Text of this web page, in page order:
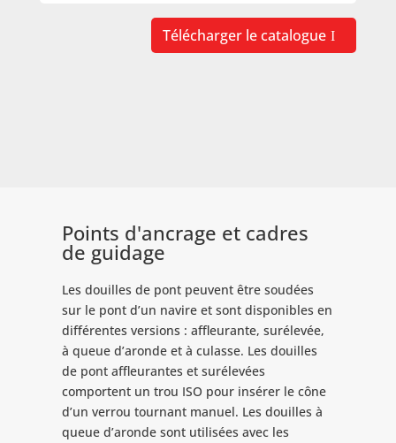
Télécharger le catalogue
Points d'ancrage et cadres
de guidage
Les douilles de pont peuvent être soudées
sur le pont d’un navire et sont disponibles en
différentes versions : affleurante, surélevée,
à queue d’aronde et à culasse. Les douilles
de pont affleurantes et surélevées
comportent un trou ISO pour insérer le cône
d’un verrou tournant manuel. Les douilles à
queue d’aronde sont utilisées avec les